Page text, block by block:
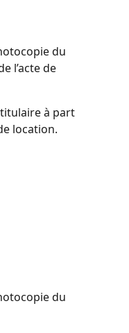
du
l’acte de
à part
location.
du